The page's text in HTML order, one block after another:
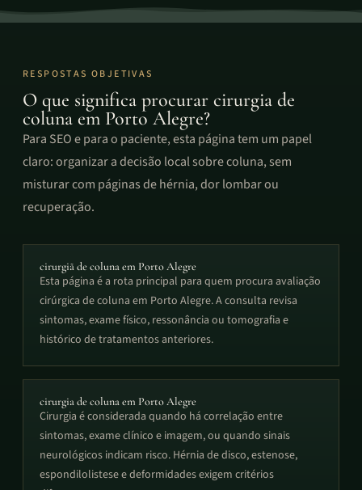
RESPOSTAS OBJETIVAS
O que significa procurar cirurgia de
coluna em Porto Alegre?
Para SEO e para o paciente, esta página tem um papel
claro: organizar a decisão local sobre coluna, sem
misturar com páginas de hérnia, dor lombar ou
recuperação.
cirurgiã de coluna em Porto Alegre
Esta página é a rota principal para quem procura avaliação
cirúrgica de coluna em Porto Alegre. A consulta revisa
sintomas, exame físico, ressonância ou tomografia e
histórico de tratamentos anteriores.
cirurgia de coluna em Porto Alegre
Cirurgia é considerada quando há correlação entre
sintomas, exame clínico e imagem, ou quando sinais
neurológicos indicam risco. Hérnia de disco, estenose,
espondilolistese e deformidades exigem critérios